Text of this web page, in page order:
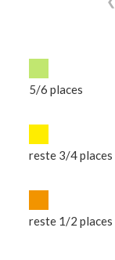
5/6 places
reste 3/4 places
reste 1/2 places